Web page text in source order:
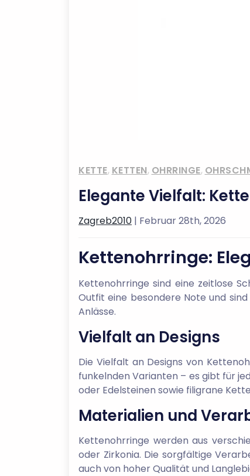
KETTE, KETTEN, OHRRINGE,
Elegante Vielfalt:
Zagreb2010 | Februar 28th, 2026
Kettenohrringe:
Kettenohrringe sind eine zeitlose
Outfit eine besondere Note und
Anlässe.
Vielfalt an Designs
Die Vielfalt an Designs von
funkelnden Varianten – es gibt für
oder Edelsteinen sowie filigrane
Materialien und
Kettenohrringe werden aus
oder Zirkonia. Die sorgfältige
auch von hoher Qualität und